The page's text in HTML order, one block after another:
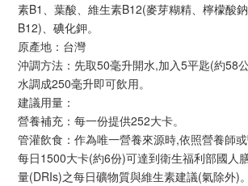
素B1、葉酸、維生素B12(麥芽糊精、檸檬酸
B12)、碘化鉀。
原產地：台灣
沖調方法：先取50毫升開水,加入5平匙(約58
水調成250毫升即可飲用。
建議用量：
營養補充：每一份提供252大卡。
管灌飲食：作為唯一營養來源時,依照營養師或
每日1500大卡(約6份)可達到衛生福利部國人
量(DRIs)之每日礦物質與維生素建議(氣除外)。